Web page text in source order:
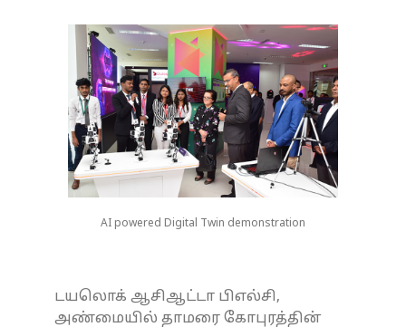
AI powered Digital Twin demonstration
டயலொக் ஆசிஆட்டா பிஎல்சி,
அண்மையில் தாமரை கோபுரத்தின்